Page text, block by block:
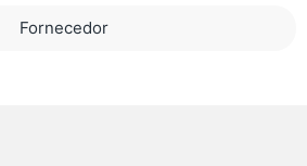
Fornecedor